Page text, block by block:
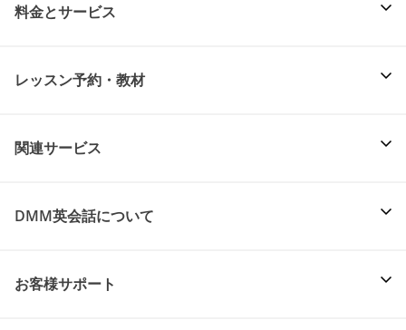
料金とサービス
レッスン予約・教材
関連サービス
DMM英会話について
お客様サポート